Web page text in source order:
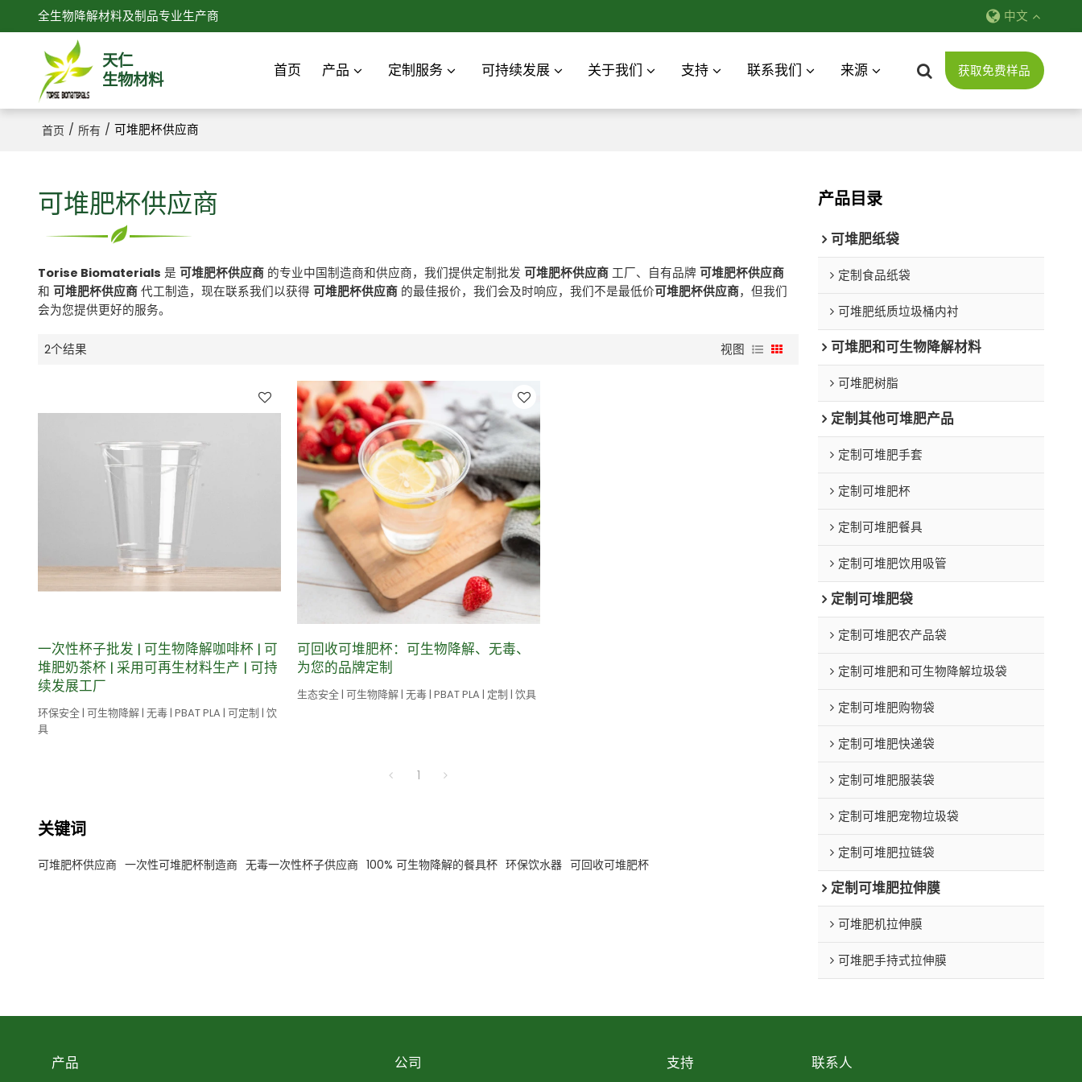
全生物降解材料及制品专业生产商 中文
天仁
生物材料
首页 产品 定制服务 可持续发展 关于我们 支持 联系我们 来源 获取免费样品
首页 / 所有 / 可堆肥杯供应商
可堆肥杯供应商
Torise Biomaterials 是 可堆肥杯供应商的专业中国制造商和供应商，我们提供定制批发 可堆肥杯供应商工厂、自有品牌 可堆肥杯供应商
和 可堆肥杯供应商代工制造，现在联系我们以获得 可堆肥杯供应商的最佳报价，我们会及时响应，我们不是最低价可堆肥杯供应商，但我们
会为您提供更好的服务。
2个结果 视图
一次性杯子批发 | 可生物降解咖啡杯 | 可
堆肥奶茶杯 | 采用可再生材料生产 | 可持
续发展工厂
环保安全 | 可生物降解 | 无毒 | PBAT PLA | 可定制 | 饮
具
可回收可堆肥杯：可生物降解、无毒、
为您的品牌定制
生态安全 | 可生物降解 | 无毒 | PBAT PLA | 定制 | 饮具
1
关键词
可堆肥杯供应商 一次性可堆肥杯制造商 无毒一次性杯子供应商 100% 可生物降解的餐具杯 环保饮水器 可回收可堆肥杯
产品目录
可堆肥纸袋
定制食品纸袋
可堆肥纸质垃圾桶内衬
可堆肥和可生物降解材料
可堆肥树脂
定制其他可堆肥产品
定制可堆肥手套
定制可堆肥杯
定制可堆肥餐具
定制可堆肥饮用吸管
定制可堆肥袋
定制可堆肥农产品袋
定制可堆肥和可生物降解垃圾袋
定制可堆肥购物袋
定制可堆肥快递袋
定制可堆肥服装袋
定制可堆肥宠物垃圾袋
定制可堆肥拉链袋
定制可堆肥拉伸膜
可堆肥机拉伸膜
可堆肥手持式拉伸膜
产品 公司 支持 联系人